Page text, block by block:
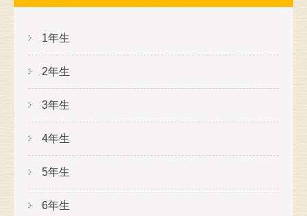
1年生
2年生
3年生
4年生
5年生
6年生